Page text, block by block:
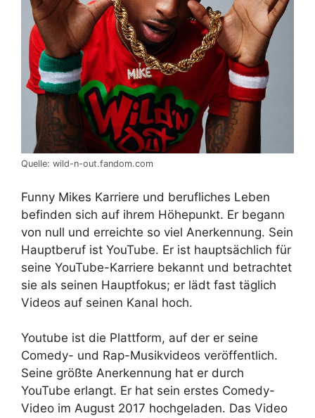
Quelle: wild-n-out.fandom.com
Funny Mikes Karriere und berufliches Leben
befinden sich auf ihrem Höhepunkt. Er begann
von null und erreichte so viel Anerkennung. Sein
Hauptberuf ist YouTube. Er ist hauptsächlich für
seine YouTube-Karriere bekannt und betrachtet
sie als seinen Hauptfokus; er lädt fast täglich
Videos auf seinen Kanal hoch.
Youtube ist die Plattform, auf der er seine
Comedy- und Rap-Musikvideos veröffentlich.
Seine größte Anerkennung hat er durch
YouTube erlangt. Er hat sein erstes Comedy-
Video im August 2017 hochgeladen. Das Video